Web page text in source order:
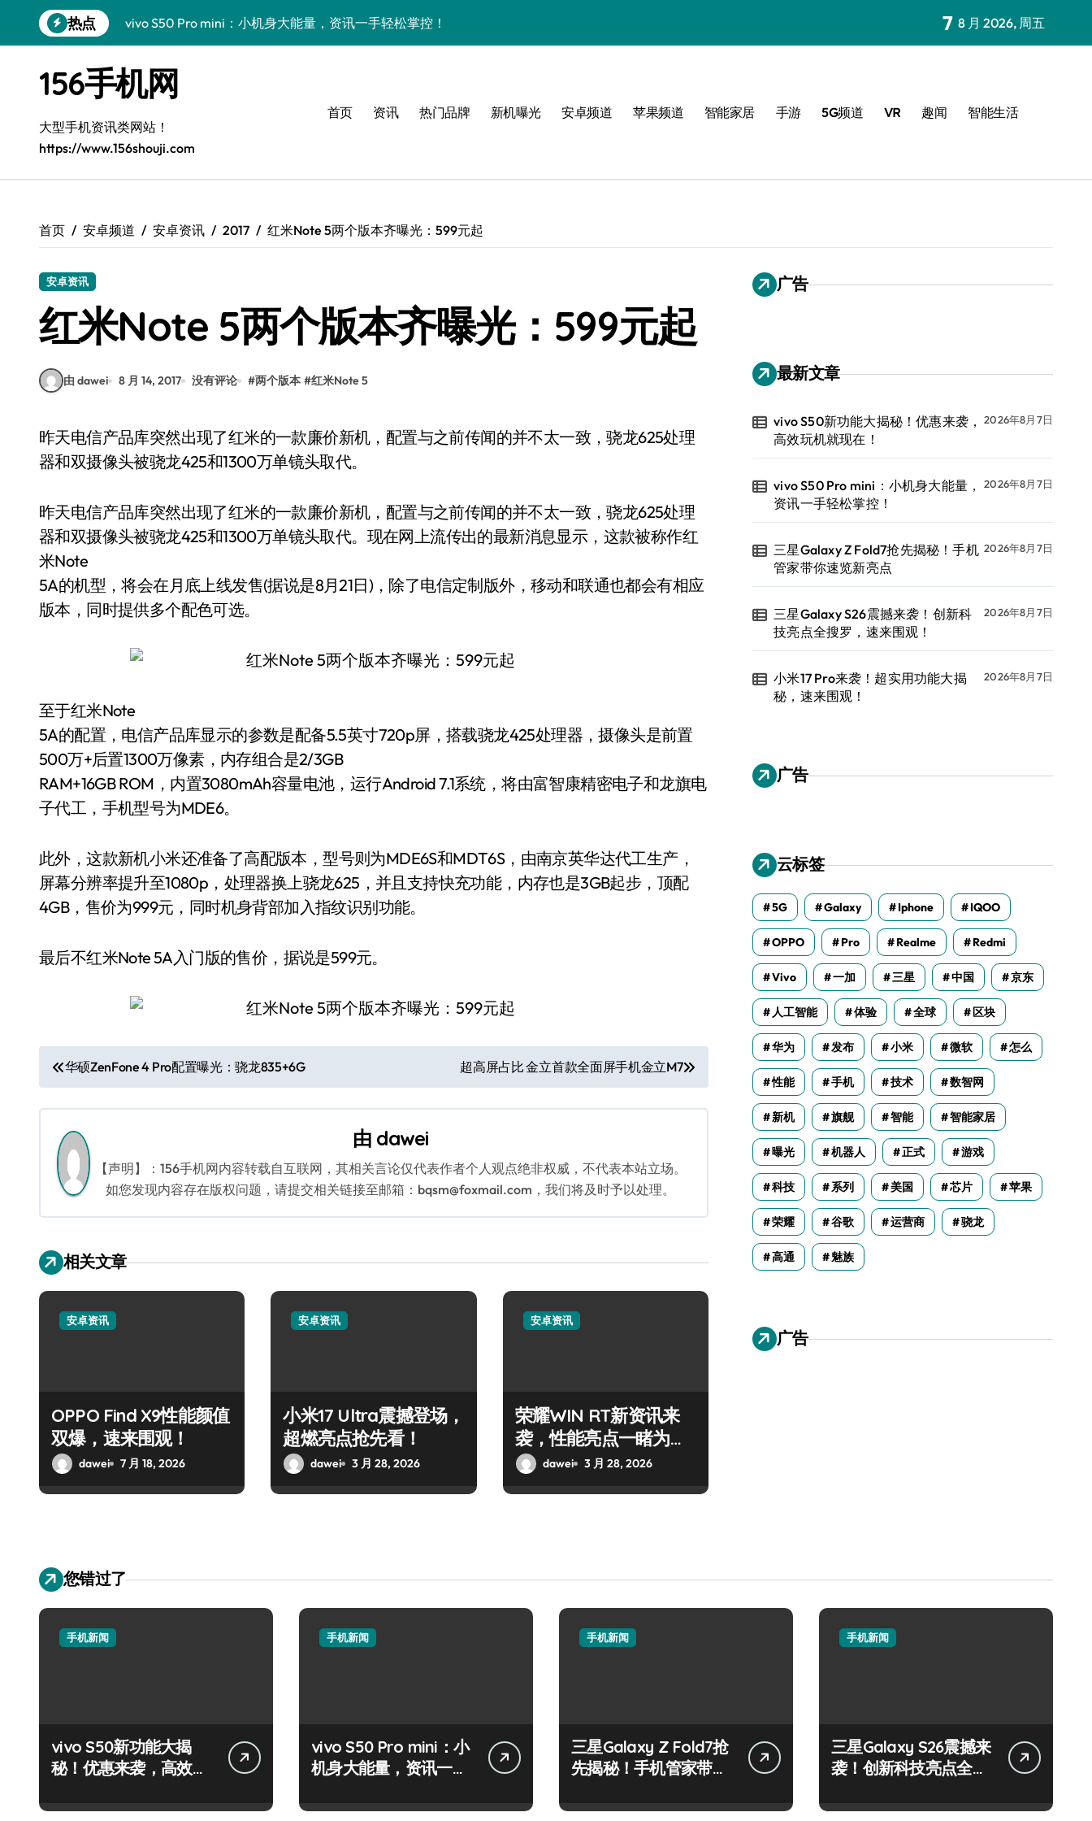
到
热点
vivo S50 Pro mini：小机身大能量，资讯一手轻松掌控！
三星Galaxy S26震撼来袭！创新科技亮点全搜罗，速来围观！
小米17 Pro来袭！超实用功能大揭秘，速来围观！
S25 Ultra颜值炸裂！定制主题潮翻天
Galaxy S24+惊艳上市，秒变手机美学高手！
Galaxy A56 5G登场，时尚旗舰新选择！
vivo S50新功能大揭秘！优惠来袭，高效玩机就现在！
7 8 月 2026, 周五
156手机网
大型手机资讯类网站！
https://www.156shouji.com
首页 资讯 热门品牌 新机曝光 安卓频道 苹果频道 智能家居 手游 5G频道 VR 趣闻 智能生活
首页 安卓频道 安卓资讯 2017 红米Note 5两个版本齐曝光：599元起
安卓资讯
红米Note 5两个版本齐曝光：599元起
由 dawei 8 月 14, 2017 没有评论 #两个版本 #红米Note 5
昨天电信产品库突然出现了红米的一款廉价新机，配置与之前传闻的并不太一致，骁龙625处理
器和双摄像头被骁龙425和1300万单镜头取代。
昨天电信产品库突然出现了红米的一款廉价新机，配置与之前传闻的并不太一致，骁龙625处理
器和双摄像头被骁龙425和1300万单镜头取代。现在网上流传出的最新消息显示，这款被称作红
米Note
5A的机型，将会在月底上线发售(据说是8月21日)，除了电信定制版外，移动和联通也都会有相应
版本，同时提供多个配色可选。
至于红米Note
5A的配置，电信产品库显示的参数是配备5.5英寸720p屏，搭载骁龙425处理器，摄像头是前置
500万+后置1300万像素，内存组合是2/3GB
RAM+16GB ROM，内置3080mAh容量电池，运行Android 7.1系统，将由富智康精密电子和龙旗电
子代工，手机型号为MDE6。
此外，这款新机小米还准备了高配版本，型号则为MDE6S和MDT6S，由南京英华达代工生产，
屏幕分辨率提升至1080p，处理器换上骁龙625，并且支持快充功能，内存也是3GB起步，顶配
4GB，售价为999元，同时机身背部加入指纹识别功能。
最后不红米Note 5A入门版的售价，据说是599元。
文
章
导
航
华硕ZenFone 4 Pro配置曝光：骁龙835+6G 超高屏占比 金立首款全面屏手机金立M7
由 dawei
【声明】：156手机网内容转载自互联网，其相关言论仅代表作者个人观点绝非权威，不代表本站立场。
如您发现内容存在版权问题，请提交相关链接至邮箱：bqsm@foxmail.com，我们将及时予以处理。
相关文章
安卓资讯
OPPO Find X9性能颜值
双爆，速来围观！
dawei 7 月 18, 2026
安卓资讯
小米17 Ultra震撼登场，
超燃亮点抢先看！
dawei 3 月 28, 2026
安卓资讯
荣耀WIN RT新资讯来
袭，性能亮点一睹为
快！dawei 3 月 28, 2026
广告
最新文章
vivo S50新功能大揭秘！优惠来袭，
高效玩机就现在！
2026年8月7日
vivo S50 Pro mini：小机身大能量，
资讯一手轻松掌控！
2026年8月7日
三星Galaxy Z Fold7抢先揭秘！手机
管家带你速览新亮点
2026年8月7日
三星Galaxy S26震撼来袭！创新科
技亮点全搜罗，速来围观！
2026年8月7日
小米17 Pro来袭！超实用功能大揭
秘，速来围观！
2026年8月7日
广告
云标签
5G Galaxy Iphone IQOO
OPPO Pro Realme Redmi
Vivo 一加 三星 中国 京东
人工智能 体验 全球 区块
华为 发布 小米 微软 怎么
性能 手机 技术 数智网
新机 旗舰 智能 智能家居
曝光 机器人 正式 游戏
科技 系列 美国 芯片 苹果
荣耀 谷歌 运营商 骁龙
高通 魅族
广告
您错过了
手机新闻
vivo S50新功能大揭
秘！优惠来袭，高效玩
手机新闻
vivo S50 Pro mini：小
机身大能量，资讯一手
手机新闻
三星Galaxy Z Fold7抢
先揭秘！手机管家带你
手机新闻
三星Galaxy S26震撼来
袭！创新科技亮点全搜